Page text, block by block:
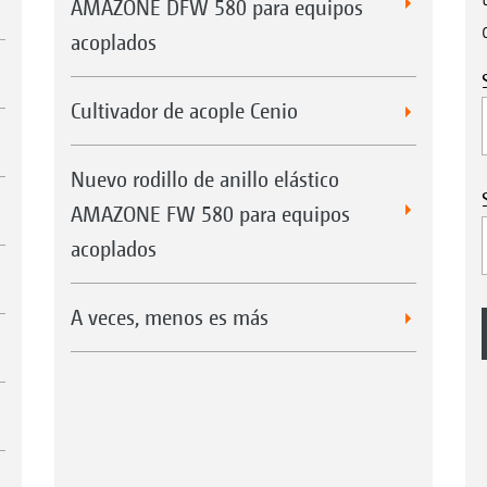
AMAZONE DFW 580 para equipos
acoplados
Cultivador de acople Cenio
Nuevo rodillo de anillo elástico
AMAZONE FW 580 para equipos
acoplados
A veces, menos es más